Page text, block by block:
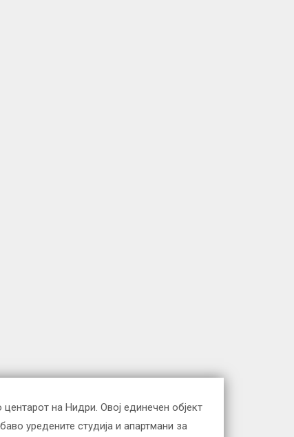
на Нидри. Овој единечен објект
уредените студија и апартмани за